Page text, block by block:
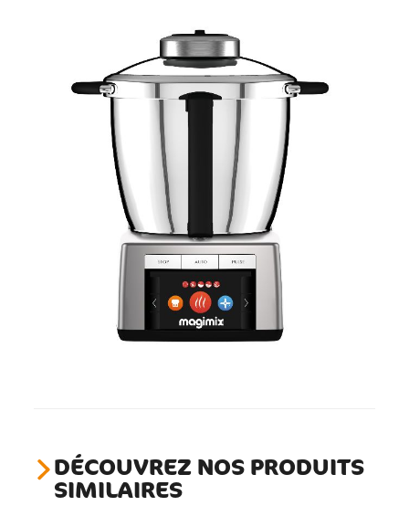
DÉCOUVREZ NOS PRODUITS
SIMILAIRES